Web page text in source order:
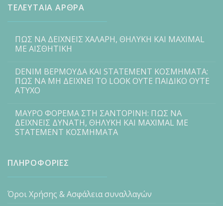
ΤΕΛΕΥΤΑΙΑ ΑΡΘΡΑ
ΠΩΣ ΝΑ ΔΕΙΧΝΕΙΣ ΧΑΛΑΡΗ, ΘΗΛΥΚΗ ΚΑΙ MAXIMAL
ΜΕ ΑΙΣΘΗΤΙΚΗ
DENIM ΒΕΡΜΟΥΔΑ ΚΑΙ STATEMENT ΚΟΣΜΗΜΑΤΑ:
ΠΩΣ ΝΑ ΜΗ ΔΕΙΧΝΕΙ ΤΟ LOOK ΟΥΤΕ ΠΑΙΔΙΚΟ ΟΥΤΕ
ΑΤΥΧΟ
ΜΑΥΡΟ ΦΟΡΕΜΑ ΣΤΗ ΣΑΝΤΟΡΙΝΗ: ΠΩΣ ΝΑ
ΔΕΙΧΝΕΙΣ ΔΥΝΑΤΗ, ΘΗΛΥΚΗ ΚΑΙ MAXIMAL ΜΕ
STATEMENT ΚΟΣΜΗΜΑΤΑ
ΠΛΗΡΟΦΟΡΙΕΣ
Όροι Χρήσης & Ασφάλεια συναλλαγών